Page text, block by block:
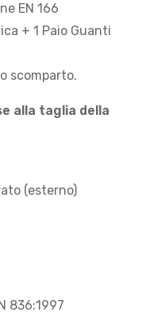
EN 166
+ 1 Paio Guanti
scomparto.
alla taglia della
(esterno)
836:1997